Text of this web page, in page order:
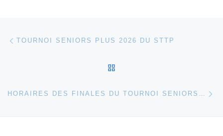
Parcourir les articles
TOURNOI SENIORS PLUS 2026 DU STTP